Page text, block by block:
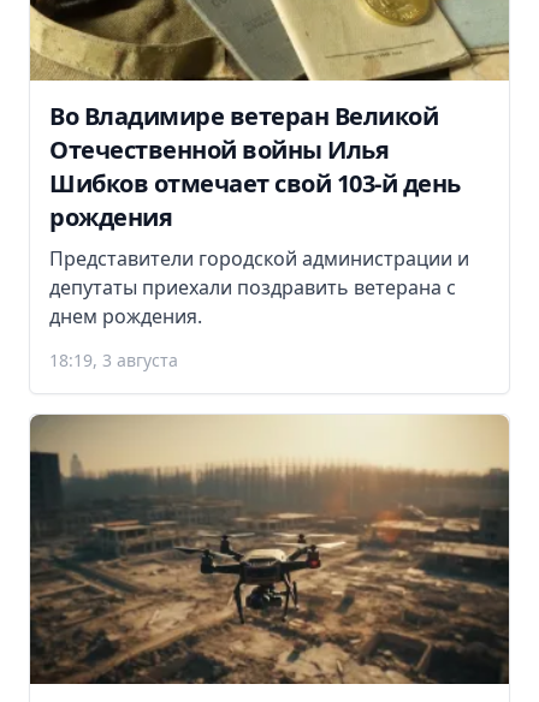
Во Владимире ветеран Великой
Отечественной войны Илья
Шибков отмечает свой 103-й день
рождения
Представители городской администрации и
депутаты приехали поздравить ветерана с
днем рождения.
18:19, 3 августа